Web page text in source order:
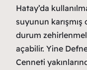
Hatay’da
suyunun
durum
açabilir. Yine
Cenneti